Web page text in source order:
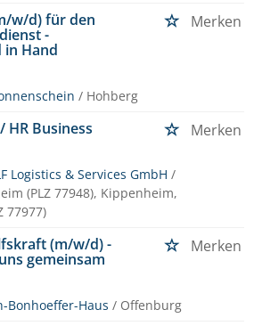
w/d) für den
-
in Hand
Merken
/ Hohberg
Business Merken
Logistics & Services GmbH /
(PLZ 77948), Kippenheim,
77977)
(m/w/d) -
gemeinsam
Merken
Bonhoeffer-Haus / Offenburg